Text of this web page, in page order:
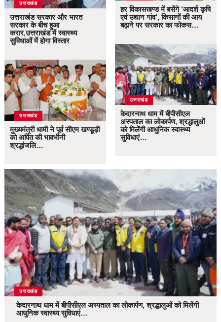
उत्तराखंड
उत्तराखंड सरकार और भारत
सरकार के बीच हुआ
करार,उत्तराखंड में स्वास्थ्य
सुविधाओं में होगा विस्तार
उत्तराखंड
मुख्यमंत्री धामी ने पूर्व सीएम खण्डूड़ी
को अर्पित की भावभीनी
श्रद्धांजलि…
हर विकासखण्ड में बसेंगे ‘आदर्श कृषि
एवं उद्यान गांव’, किसानों की आय
बढ़ाने पर सरकार का फोकस…
उत्तराखंड
केदारनाथ धाम में बीपीसीएल
अस्पताल का लोकार्पण, श्रद्धालुओं
को मिलेंगी आधुनिक स्वास्थ्य
सुविधाएं…
उत्तराखंड
केदारनाथ धाम में बीपीसीएल अस्पताल का लोकार्पण, श्रद्धालुओं को मिलेंगी
आधुनिक स्वास्थ्य सुविधाएं…